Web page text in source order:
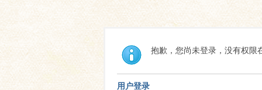
抱歉，您尚未登录，没有权限
用户登录